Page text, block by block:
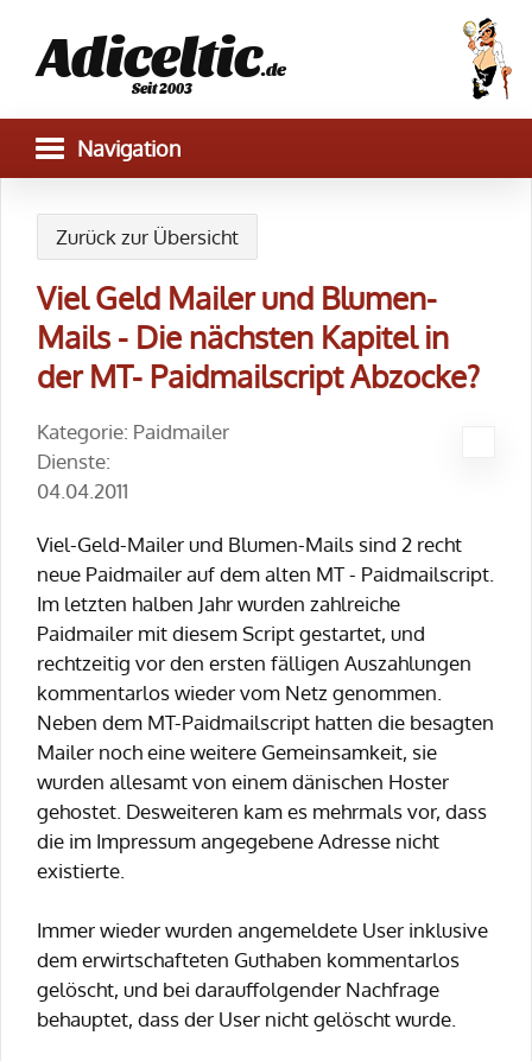
Adiceltic.de
Seit 2003
Zurück zur Übersicht
Viel Geld Mailer und Blumen-
Mails - Die nächsten Kapitel in
der MT- Paidmailscript Abzocke?
Kategorie: Paidmailer
Dienste:
04.04.2011
Viel-Geld-Mailer und Blumen-Mails sind 2 recht
neue Paidmailer auf dem alten MT - Paidmailscript.
Im letzten halben Jahr wurden zahlreiche
Paidmailer mit diesem Script gestartet, und
rechtzeitig vor den ersten fälligen Auszahlungen
kommentarlos wieder vom Netz genommen.
Neben dem MT-Paidmailscript hatten die besagten
Mailer noch eine weitere Gemeinsamkeit, sie
wurden allesamt von einem dänischen Hoster
gehostet. Desweiteren kam es mehrmals vor, dass
die im Impressum angegebene Adresse nicht
existierte.
Immer wieder wurden angemeldete User inklusive
dem erwirtschafteten Guthaben kommentarlos
gelöscht, und bei darauffolgender Nachfrage
behauptet, dass der User nicht gelöscht wurde.